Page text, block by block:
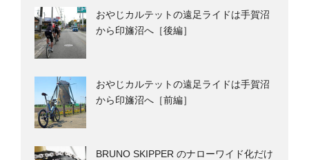
おやじカルテットの遠足ライドは手賀沼
から印旛沼へ［後編］
おやじカルテットの遠足ライドは手賀沼
から印旛沼へ［前編］
BRUNO SKIPPER のナローワイド化だけ